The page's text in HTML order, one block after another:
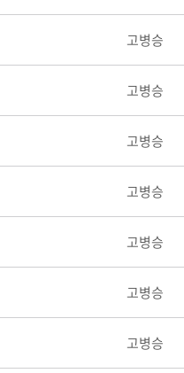
고병승
고병승
고병승
고병승
고병승
고병승
고병승